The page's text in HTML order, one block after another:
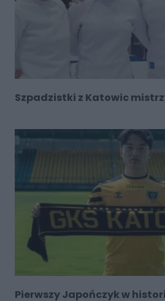
Szpadzistki z Katowic
Pierwszy Japończyk w